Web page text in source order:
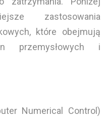
zastosowania
które obejmują
przemysłowych i
Numerical Control)